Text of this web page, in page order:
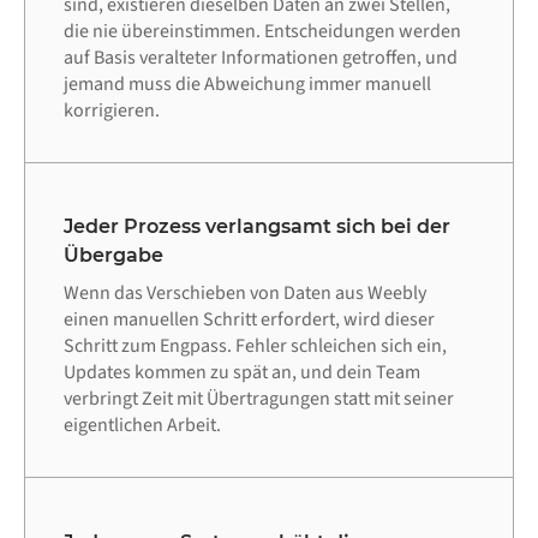
die nie übereinstimmen. Entscheidungen werden
auf Basis veralteter Informationen getroffen, und
jemand muss die Abweichung immer manuell
korrigieren.
Jeder Prozess verlangsamt sich bei der
Übergabe
Wenn das Verschieben von Daten aus Weebly
einen manuellen Schritt erfordert, wird dieser
Schritt zum Engpass. Fehler schleichen sich ein,
Updates kommen zu spät an, und dein Team
verbringt Zeit mit Übertragungen statt mit seiner
eigentlichen Arbeit.